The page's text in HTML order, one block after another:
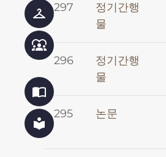
checkroom
diversity_1
import_contacts
local_library
297
정기간행
물
296
정기간행
물
295 논문